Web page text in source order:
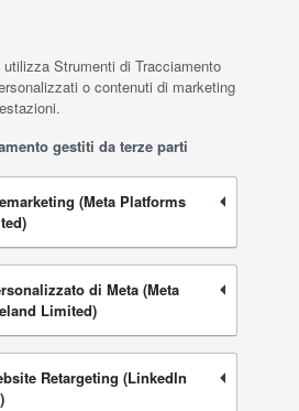
Strumenti di Tracciamento
o contenuti di marketing
gestiti da terze parti
(Meta Platforms
di Meta (Meta
Limited)
Retargeting (LinkedIn